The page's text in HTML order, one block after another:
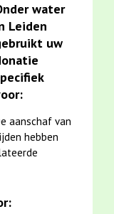
water
Leiden
uw
aanschaf van
hebben